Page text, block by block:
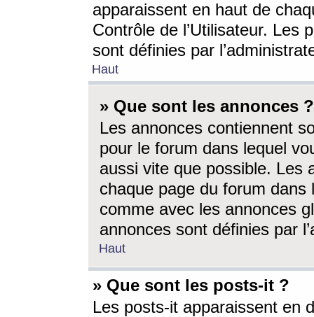
apparaissent en haut de
Contrôle de l’Utilisateur. Les
sont définies par
Haut
» Que sont les annonces ?
Les annonces contiennent
pour le forum dans lequel
aussi vite que possible. Les
chaque page du forum dans
comme avec les annonces
annonces sont définies par
Haut
» Que sont les posts-it ?
Les posts-it apparaissent en